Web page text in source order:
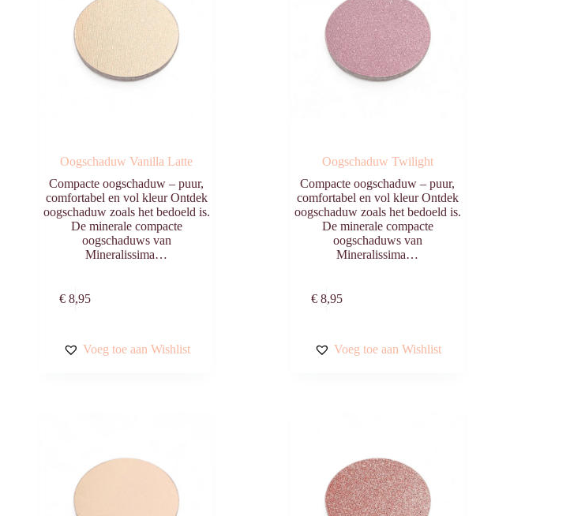
Oogschaduw Vanilla Latte
Compacte oogschaduw – puur,
comfortabel en vol kleur Ontdek
oogschaduw zoals het bedoeld is.
De minerale compacte
oogschaduws van
Mineralissima…
€ 8,95
Voeg toe aan Wishlist
Oogschaduw Twilight
Compacte oogschaduw – puur,
comfortabel en vol kleur Ontdek
oogschaduw zoals het bedoeld is.
De minerale compacte
oogschaduws van
Mineralissima…
€8,95
Voeg toe aan Wishlist